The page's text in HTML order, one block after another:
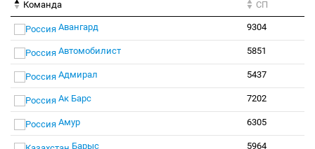
Команда СП
Авангард 9304
Автомобилист 5851
Адмирал 5437
Ак Барс 7202
Амур 6305
Барыс 5964